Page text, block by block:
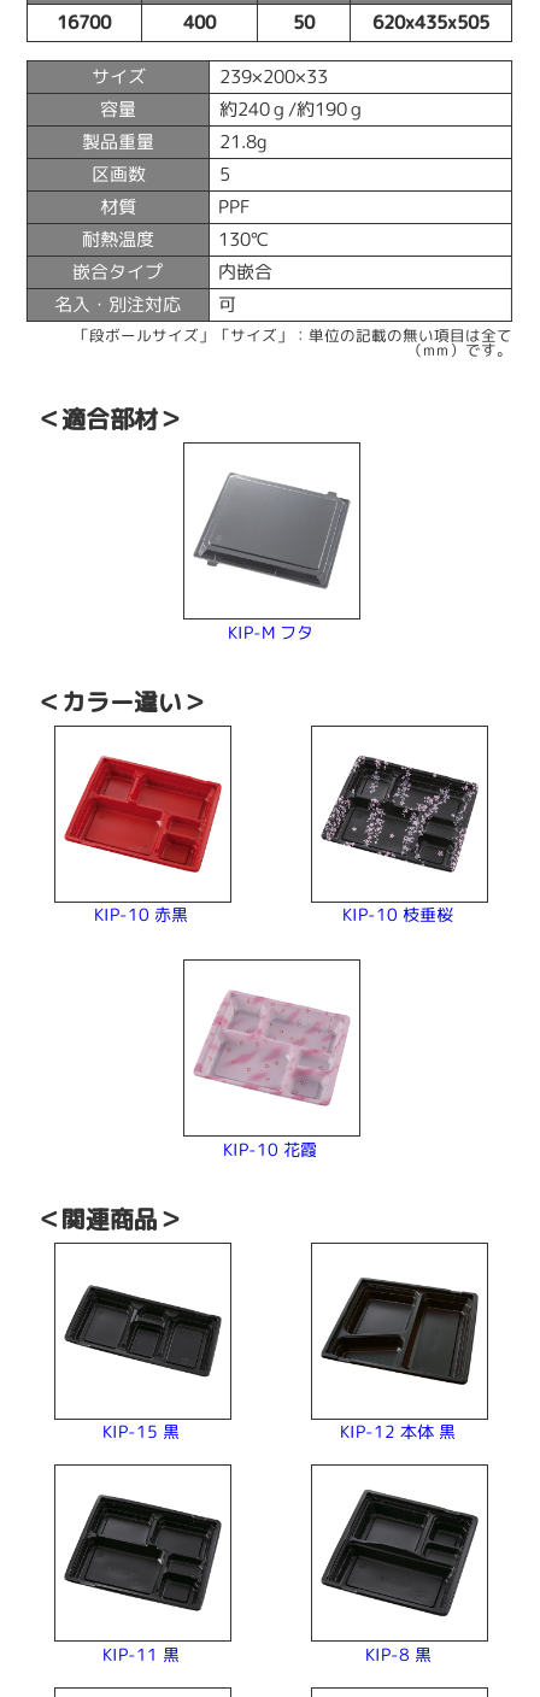
16700 400 50 620x435x505
サイズ 239×200×33
容量 約240ｇ/約190ｇ
製品重量 21.8g
区画数 5
材質 PPF
耐熱温度 130℃
嵌合タイプ 内嵌合
名入・別注対応 可
「段ボールサイズ」「サイズ」：単位の記載の無い項目は全て
（mm）です。
＜適合部材＞
KIP-M フタ
＜カラー違い＞
KIP-10 赤黒 KIP-10 枝垂桜
KIP-10 花霞
＜関連商品＞
KIP-15 黒 KIP-12 本体 黒
KIP-11 黒 KIP-8 黒